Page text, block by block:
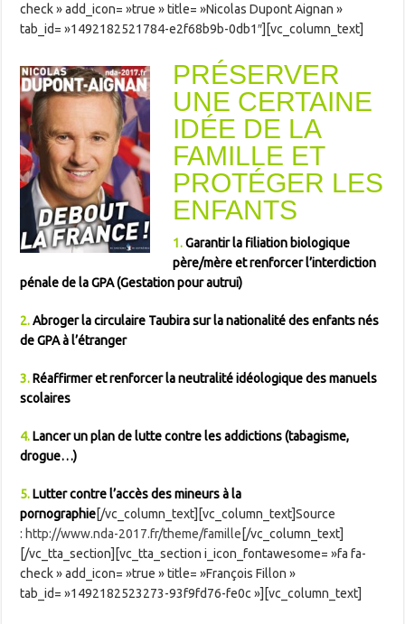
check » add_icon= »true » title= »Nicolas Dupont Aignan »
tab_id= »1492182521784-e2f68b9b-0db1″][vc_column_text]
PRÉSERVER
UNE CERTAINE
IDÉE DE LA
FAMILLE ET
PROTÉGER LES
ENFANTS
1.Garantir la filiation biologique
père/mère et renforcer l’interdiction
pénale de la GPA (Gestation pour autrui)
2.Abroger la circulaire Taubira sur la nationalité des enfants nés
de GPA à l’étranger
3.Réaffirmer et renforcer la neutralité idéologique des manuels
scolaires
4.Lancer un plan de lutte contre les addictions (tabagisme,
drogue…)
5.Lutter contre l’accès des mineurs à la
pornographie[/vc_column_text][vc_column_text]Source
: http://www.nda-2017.fr/theme/famille [/vc_column_text]
[/vc_tta_section][vc_tta_section i_icon_fontawesome= »fa fa-
check » add_icon= »true » title= »François Fillon »
tab_id= »1492182523273-93f9fd76-fe0c »][vc_column_text]